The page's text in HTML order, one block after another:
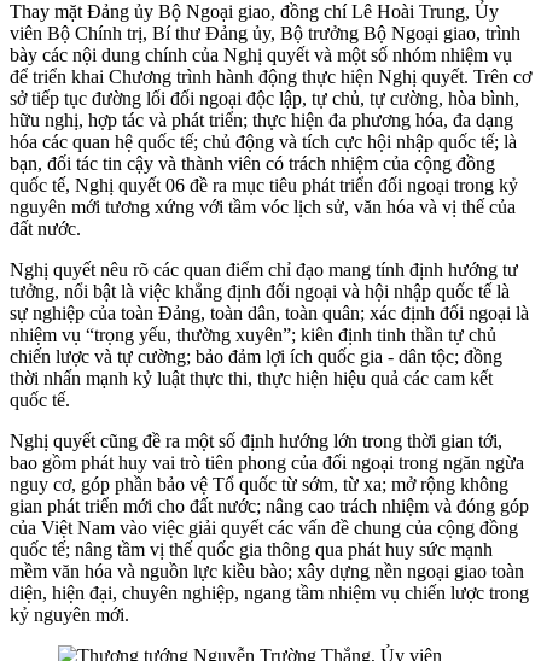
Thay mặt Đảng ủy Bộ Ngoại giao, đồng chí Lê Hoài Trung, Ủy
viên Bộ Chính trị, Bí thư Đảng ủy, Bộ trưởng Bộ Ngoại giao, trình
bày các nội dung chính của Nghị quyết và một số nhóm nhiệm vụ
để triển khai Chương trình hành động thực hiện Nghị quyết. Trên cơ
sở tiếp tục đường lối đối ngoại độc lập, tự chủ, tự cường, hòa bình,
hữu nghị, hợp tác và phát triển; thực hiện đa phương hóa, đa dạng
hóa các quan hệ quốc tế; chủ động và tích cực hội nhập quốc tế; là
bạn, đối tác tin cậy và thành viên có trách nhiệm của cộng đồng
quốc tế, Nghị quyết 06 đề ra mục tiêu phát triển đối ngoại trong kỷ
nguyên mới tương xứng với tầm vóc lịch sử, văn hóa và vị thế của
đất nước.
Nghị quyết nêu rõ các quan điểm chỉ đạo mang tính định hướng tư
tưởng, nổi bật là việc khẳng định đối ngoại và hội nhập quốc tế là
sự nghiệp của toàn Đảng, toàn dân, toàn quân; xác định đối ngoại là
nhiệm vụ “trọng yếu, thường xuyên”; kiên định tinh thần tự chủ
chiến lược và tự cường; bảo đảm lợi ích quốc gia - dân tộc; đồng
thời nhấn mạnh kỷ luật thực thi, thực hiện hiệu quả các cam kết
quốc tế.
Nghị quyết cũng đề ra một số định hướng lớn trong thời gian tới,
bao gồm phát huy vai trò tiên phong của đối ngoại trong ngăn ngừa
nguy cơ, góp phần bảo vệ Tổ quốc từ sớm, từ xa; mở rộng không
gian phát triển mới cho đất nước; nâng cao trách nhiệm và đóng góp
của Việt Nam vào việc giải quyết các vấn đề chung của cộng đồng
quốc tế; nâng tầm vị thế quốc gia thông qua phát huy sức mạnh
mềm văn hóa và nguồn lực kiều bào; xây dựng nền ngoại giao toàn
diện, hiện đại, chuyên nghiệp, ngang tầm nhiệm vụ chiến lược trong
kỷ nguyên mới.